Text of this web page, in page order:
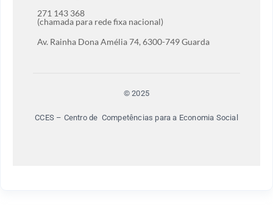
271 143 368
(chamada para rede fixa nacional)
Av. Rainha Dona Amélia 74, 6300-749 Guarda
© 2025
CCES – Centro de Competências para a Economia Social